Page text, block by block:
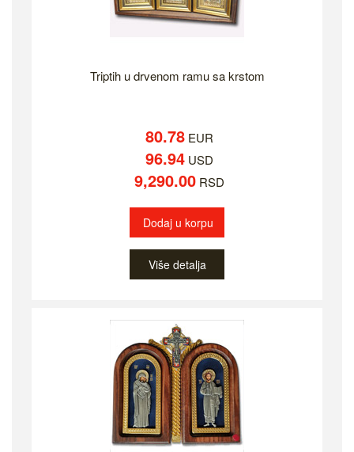
Triptih u drvenom ramu sa krstom
80.78EUR
96.94USD
9,290.00RSD
Dodaj u korpu
Više detalja